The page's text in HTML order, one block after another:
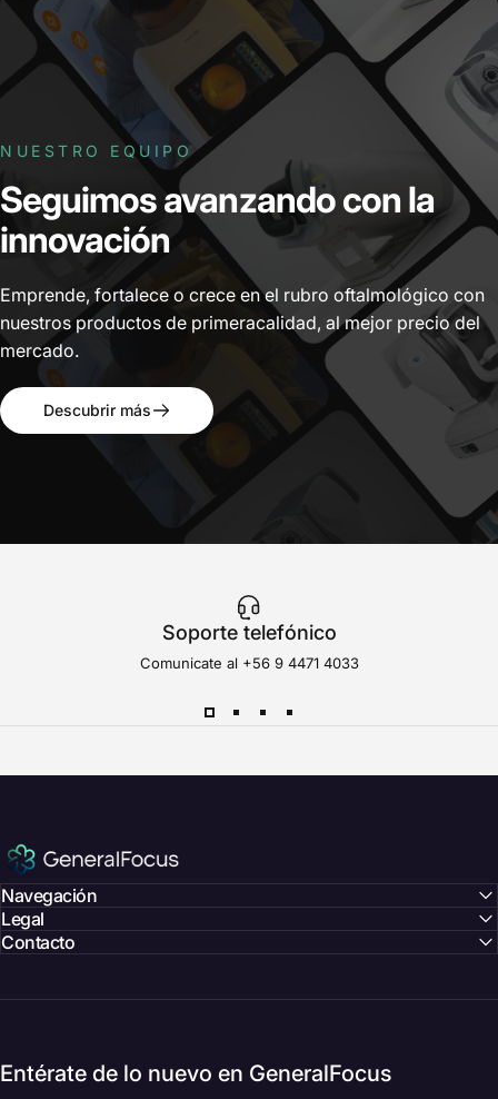
NUESTRO EQUIPO
Seguimosavanzandocon la
innovación
Emprende, fortalece o crece en el rubro oftalmológico con
nuestros productos de primeracalidad, al mejor precio del
mercado.
Descubrir más
Soporte telefónico
Comunicate al +56 9 4471 4033
GeneralFocus Chile
Navegación
Legal
Contacto
Entérate de lo nuevo en GeneralFocus